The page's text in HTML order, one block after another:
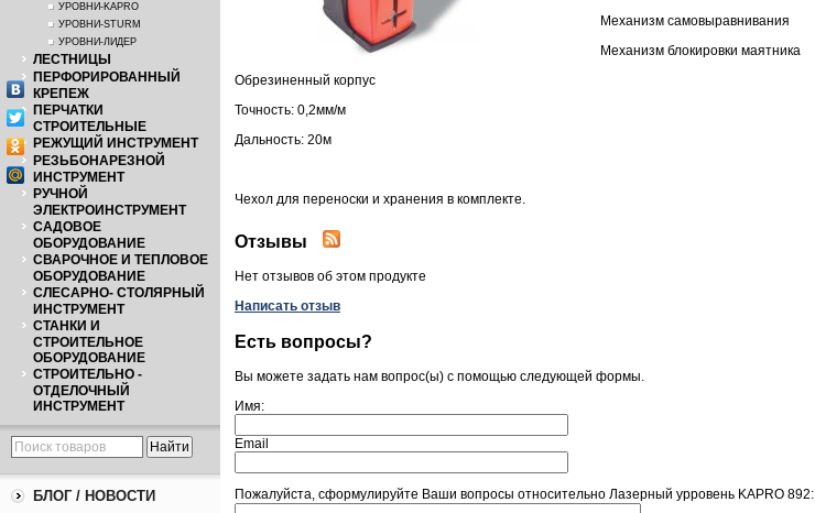
УРОВНИ-KAPRO
УРОВНИ-STURM
УРОВНИ-ЛИДЕР
ЛЕСТНИЦЫ
ПЕРФОРИРОВАННЫЙ
КРЕПЕЖ
ПЕРЧАТКИ
СТРОИТЕЛЬНЫЕ
РЕЖУЩИЙ ИНСТРУМЕНТ
РЕЗЬБОНАРЕЗНОЙ
ИНСТРУМЕНТ
РУЧНОЙ
ЭЛЕКТРОИНСТРУМЕНТ
САДОВОЕ
ОБОРУДОВАНИЕ
СВАРОЧНОЕ И ТЕПЛОВОЕ
ОБОРУДОВАНИЕ
СЛЕСАРНО- СТОЛЯРНЫЙ
ИНСТРУМЕНТ
СТАНКИ И
СТРОИТЕЛЬНОЕ
ОБОРУДОВАНИЕ
СТРОИТЕЛЬНО -
ОТДЕЛОЧНЫЙ
ИНСТРУМЕНТ
БЛОГ / НОВОСТИ
Механизм самовыравнивания
Механизм блокировки маятника
Обрезиненный корпус
Точность: 0,2мм/м
Дальность: 20м
Чехол для переноски и хранения в комплекте.
Отзывы
Нет отзывов об этом продукте
Написать отзыв
Есть вопросы?
Вы можете задать нам вопрос(ы) с помощью следующей формы.
Имя:
Email
Пожалуйста, сформулируйте Ваши вопросы относительно Лазерный урровень KAPRO 892: